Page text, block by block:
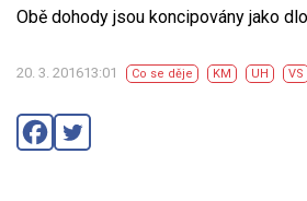
Obě dohody jsou koncipovány jako
20. 3. 201613:01 Co se děje KM UH VS